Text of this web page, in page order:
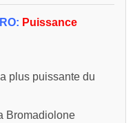
Puissance
plus puissante du
Bromadiolone